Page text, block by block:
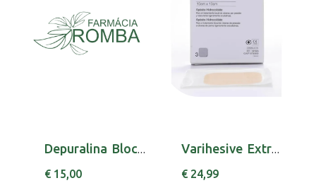
Depuralina Block Caps X 60 cáps(s)
€ 15,00
Varihesive Extr F Penso 10x10 Cm X 10
€ 24,99